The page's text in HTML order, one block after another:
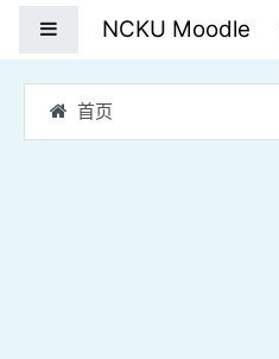
停靠面板
首页
NCKU Moodle